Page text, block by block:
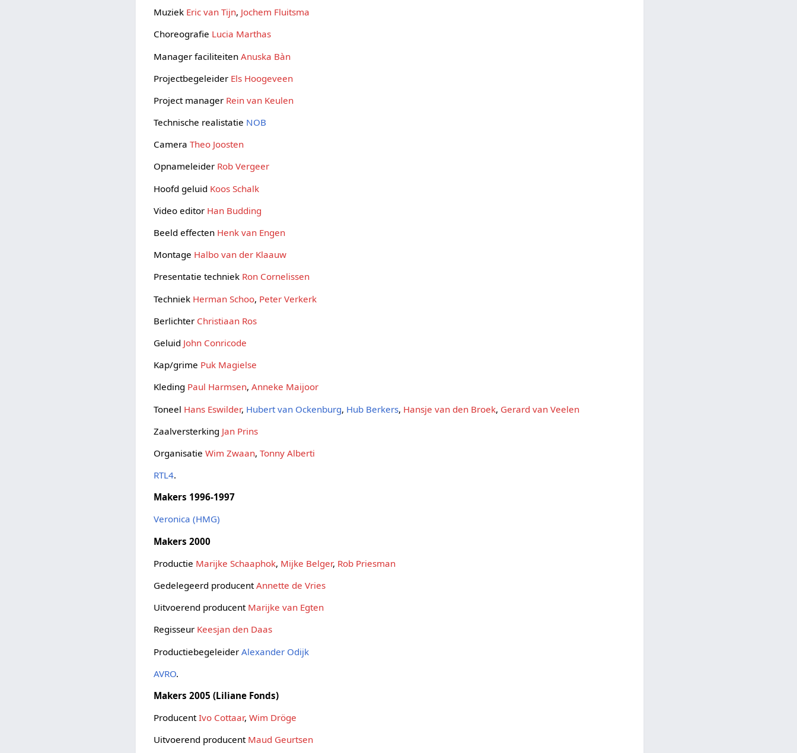
Muziek Eric van Tijn, Jochem Fluitsma
Choreografie Lucia Marthas
Manager faciliteitenAnuska Bàn
Projectbegeleider Els Hoogeveen
Project manager Rein van Keulen
Technische realistatie NOB
CameraTheo Joosten
Opnameleider Rob Vergeer
Hoofd geluid Koos Schalk
Video editor Han Budding
Beeld effecten Henk van Engen
Montage Halbo van der Klaauw
Presentatie techniek Ron Cornelissen
Techniek Herman Schoo, Peter Verkerk
Berlichter Christiaan Ros
Geluid John Conricode
Kap/grime Puk Magielse
Kleding Paul Harmsen,Anneke Maijoor
Toneel Hans Eswilder, Hubert van Ockenburg, Hub Berkers, Hansje van den Broek, Gerard van Veelen
Zaalversterking Jan Prins
OrganisatieWim Zwaan,Tonny Alberti
RTL4.
Makers 1996-1997
Veronica (HMG)
Makers 2000
Productie Marijke Schaaphok, Mijke Belger, Rob Priesman
Gedelegeerd producentAnnette de Vries
Uitvoerend producent Marijke van Egten
Regisseur Keesjan den Daas
ProductiebegeleiderAlexander Odijk
AVRO.
Makers 2005 (Liliane Fonds)
ProducentIvo Cottaar,Wim Dröge
Uitvoerend producent Maud Geurtsen